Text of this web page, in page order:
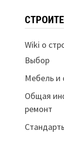
Wiki о
Выбор
Мебель и
Общая
ремонт